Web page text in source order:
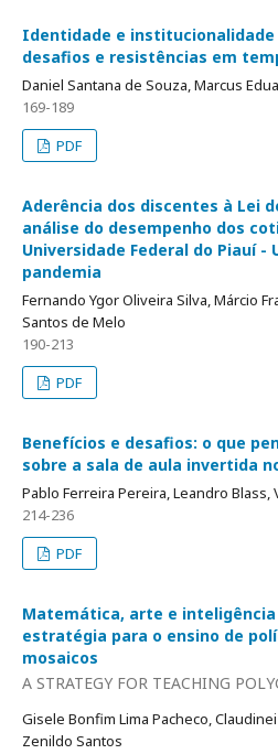
Identidade e
desafios e resistências em
Daniel Santana de Souza, Marcus
169-189
PDF
Aderência dos discentes à Lei
análise do desempenho dos
Universidade Federal do Piauí -
pandemia
Fernando Ygor Oliveira Silva, Márcio
Santos de Melo
190-213
PDF
Benefícios e desafios: o que
sobre a sala de aula invertida
Pablo Ferreira Pereira, Leandro Blass,
214-236
PDF
Matemática, arte e
estratégia para o ensino de
mosaicos
A STRATEGY FOR TEACHING
Gisele Bonfim Lima Pacheco,
Zenildo Santos